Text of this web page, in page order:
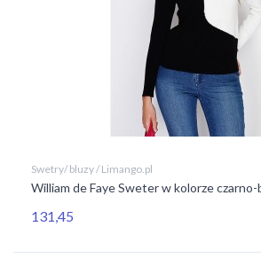
Swetry/ bluzy / Limango.pl
William de Faye Sweter w kolorze czarno-
131,45